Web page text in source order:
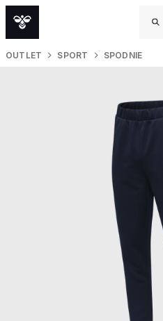
OUTLET SPORT SPODNIE